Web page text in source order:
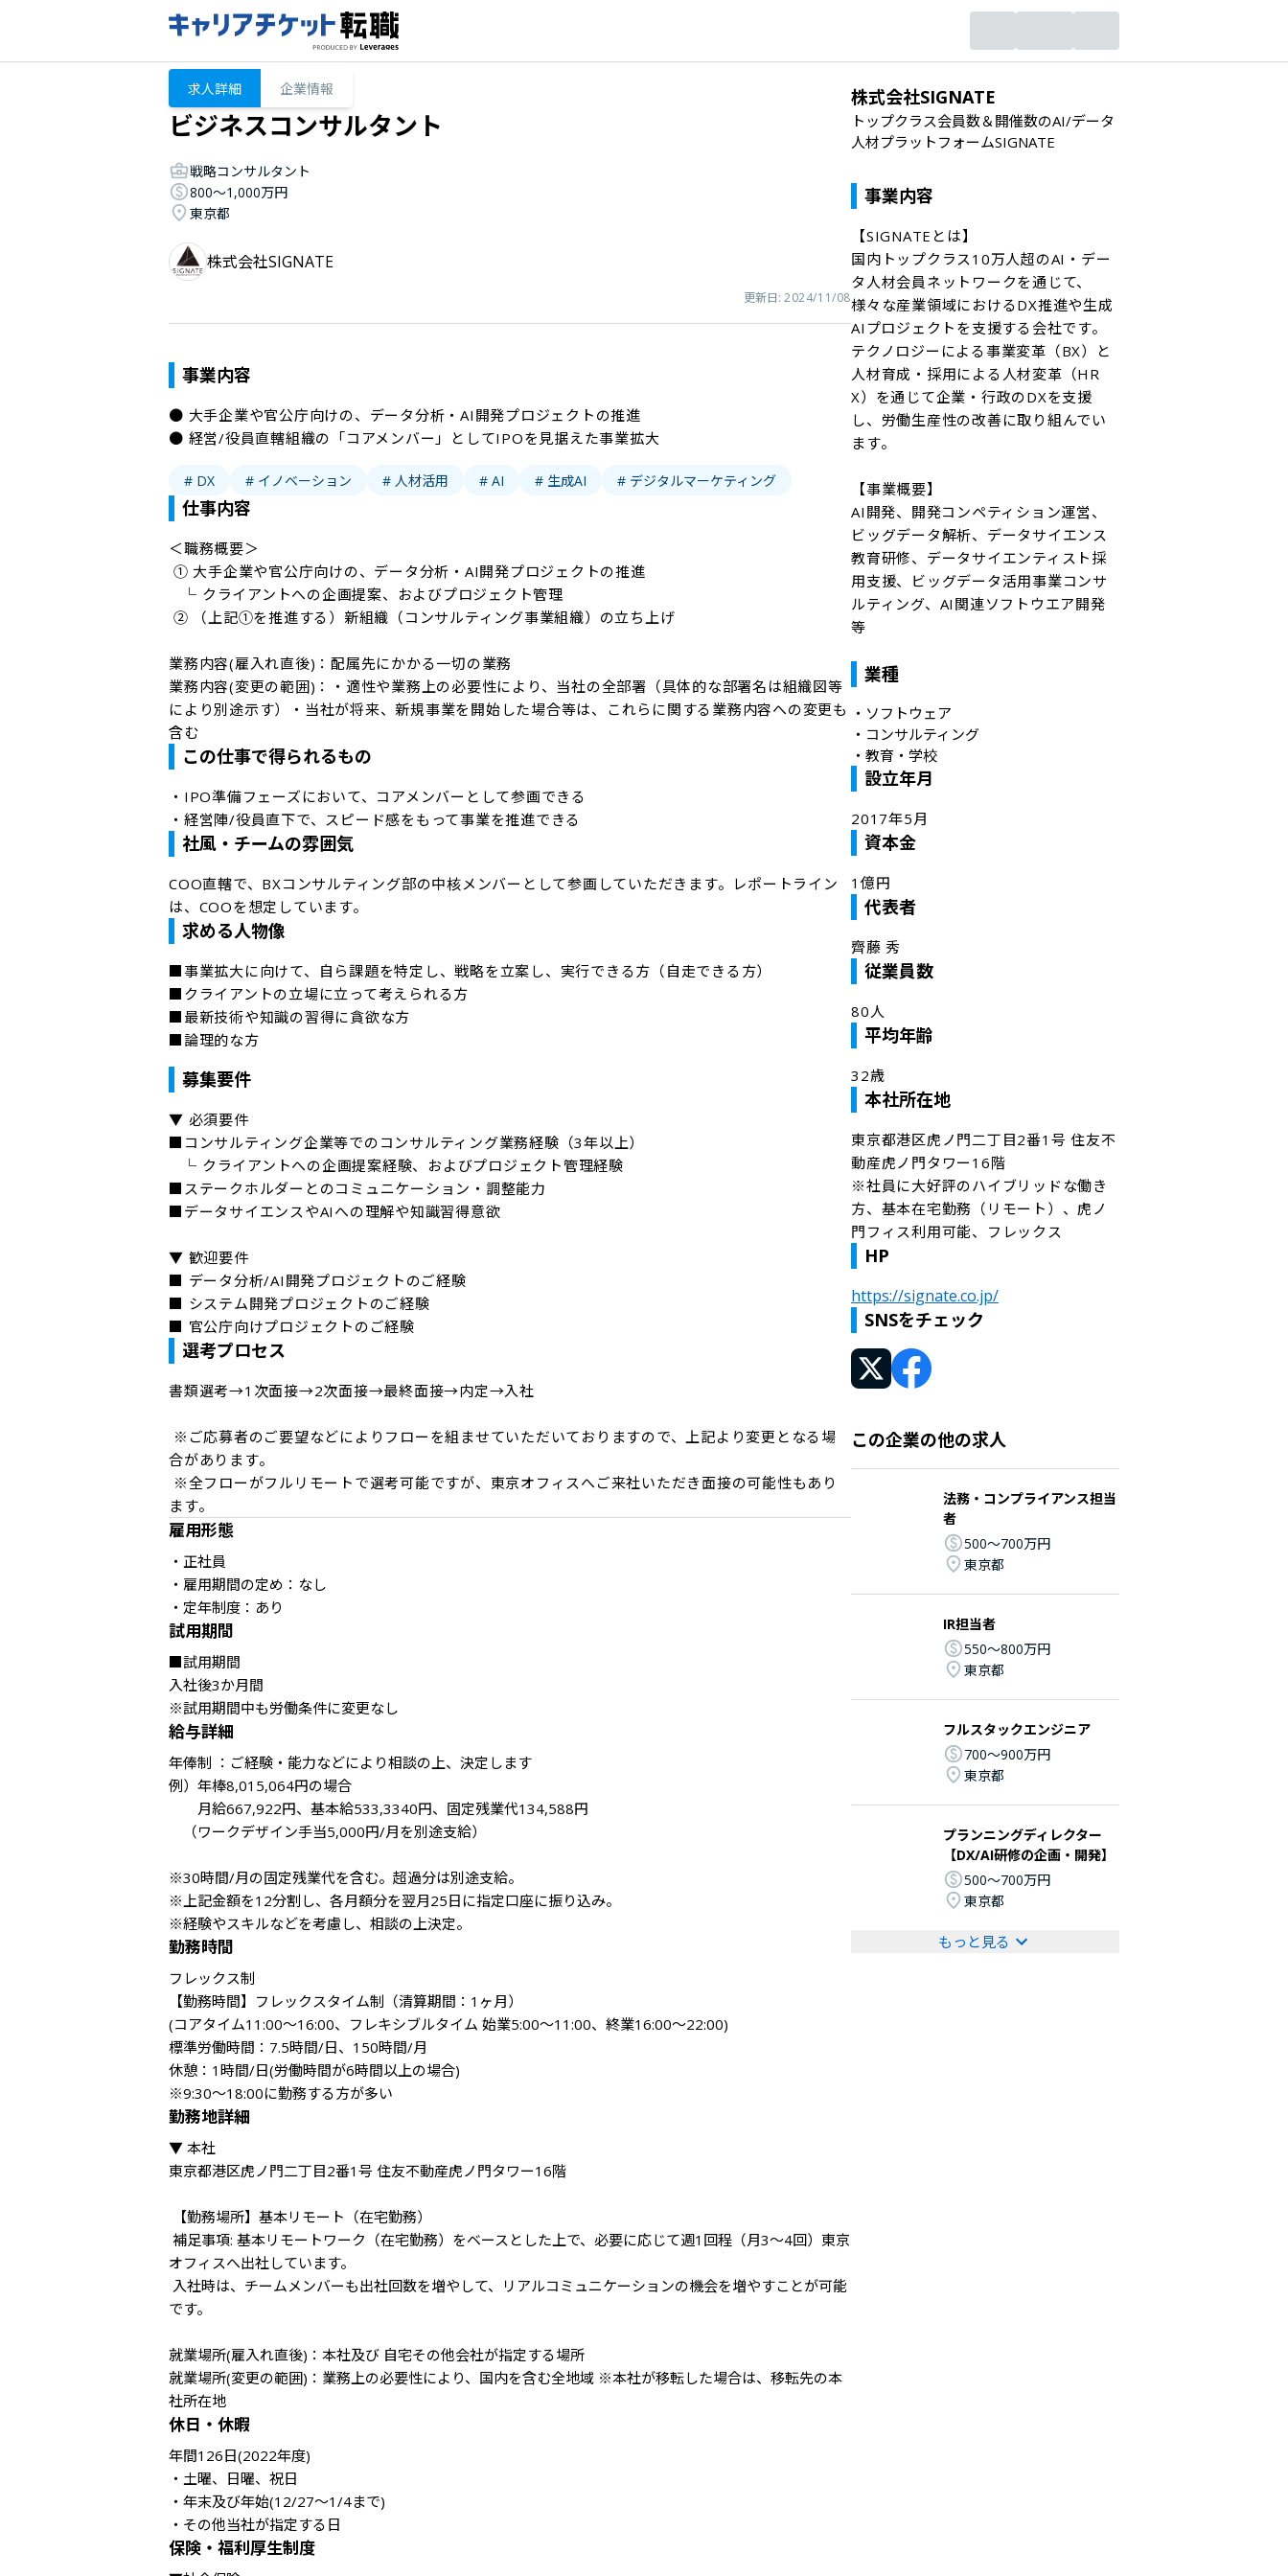
求人詳細 企業情報
ビジネスコンサルタント
戦略コンサルタント
800〜1,000万円
東京都
株式会社SIGNATE
更新日: 2024/11/08
事業内容
● 大手企業や官公庁向けの、データ分析・AI開発プロジェクトの推進
● 経営/役員直轄組織の「コアメンバー」としてIPOを見据えた事業拡大
# DX # イノベーション # 人材活用 # AI # 生成AI # デジタルマーケティング
仕事内容
＜職務概要＞
業務内容(雇入れ直後)：配属先にかかる一切の業務
業務内容(変更の範囲)：・適性や業務上の必要性により、当社の全部署（具体的な部署名は組織図等
により別途示す）・当社が将来、新規事業を開始した場合等は、これらに関する業務内容への変更も
含む
この仕事で得られるもの
・IPO準備フェーズにおいて、コアメンバーとして参画できる
・経営陣/役員直下で、スピード感をもって事業を推進できる
社風・チームの雰囲気
COO直轄で、BXコンサルティング部の中核メンバーとして参画していただきます。レポートライン
は、COOを想定しています。
求める人物像
■事業拡大に向けて、自ら課題を特定し、戦略を立案し、実行できる方（自走できる方）
■クライアントの立場に立って考えられる方
■最新技術や知識の習得に貪欲な方
■論理的な方
募集要件
▼ 必須要件
■コンサルティング企業等でのコンサルティング業務経験（3年以上）
■ステークホルダーとのコミュニケーション・調整能力
■データサイエンスやAIへの理解や知識習得意欲
▼ 歓迎要件
■ データ分析/AI開発プロジェクトのご経験
■ システム開発プロジェクトのご経験
■ 官公庁向けプロジェクトのご経験
選考プロセス
書類選考→1次面接→2次面接→最終面接→内定→入社
合があります。
ます。
雇用形態
・正社員
・雇用期間の定め：なし
・定年制度：あり
試用期間
■試用期間
入社後3か月間
※試用期間中も労働条件に変更なし
給与詳細
年俸制 ：ご経験・能力などにより相談の上、決定します
例）年棒8,015,064円の場合
月給667,922円、基本給533,3340円、固定残業代134,588円
（ワークデザイン手当5,000円/月を別途支給）
※30時間/月の固定残業代を含む。超過分は別途支給。
※上記金額を12分割し、各月額分を翌月25日に指定口座に振り込み。
※経験やスキルなどを考慮し、相談の上決定。
勤務時間
フレックス制
【勤務時間】フレックスタイム制（清算期間：1ヶ月）
(コアタイム11:00～16:00、フレキシブルタイム 始業5:00～11:00、終業16:00～22:00)
標準労働時間：7.5時間/日、150時間/月
休憩：1時間/日(労働時間が6時間以上の場合)
※9:30～18:00に勤務する方が多い
勤務地詳細
▼ 本社
東京都港区虎ノ門二丁目2番1号 住友不動産虎ノ門タワー16階
オフィスへ出社しています。
です。
就業場所(雇入れ直後)：本社及び 自宅その他会社が指定する場所
就業場所(変更の範囲)：業務上の必要性により、国内を含む全地域 ※本社が移転した場合は、移転先の本
社所在地
休日・休暇
年間126日(2022年度)
・土曜、日曜、祝日
・年末及び年始(12/27～1/4まで)
・その他当社が指定する日
保険・福利厚生制度
株式会社SIGNATE
トップクラス会員数＆開催数のAI/データ
人材プラットフォームSIGNATE
事業内容
【SIGNATEとは】
国内トップクラス10万人超のAI・デー
タ人材会員ネットワークを通じて、
様々な産業領域におけるDX推進や生成
AIプロジェクトを支援する会社です。
テクノロジーによる事業変革（BX）と
人材育成・採用による人材変革（HR
X）を通じて企業・行政のDXを支援
し、労働生産性の改善に取り組んでい
ます。
【事業概要】
AI開発、開発コンペティション運営、
ビッグデータ解析、データサイエンス
教育研修、データサイエンティスト採
用支援、ビッグデータ活用事業コンサ
ルティング、AI関連ソフトウエア開発
等
業種
・ ソフトウェア
・ コンサルティング
・ 教育・学校
設立年月
2017年5月
資本金
1億円
代表者
齊藤 秀
従業員数
80人
平均年齢
32歳
本社所在地
東京都港区虎ノ門二丁目2番1号 住友不
動産虎ノ門タワー16階
※社員に大好評のハイブリッドな働き
方、基本在宅勤務（リモート）、虎ノ
門フィス利用可能、フレックス
HP
https://signate.co.jp/
SNSをチェック
この企業の他の求人
法務・コンプライアンス担当
者
500〜700万円
東京都
IR担当者
550〜800万円
東京都
フルスタックエンジニア
700〜900万円
東京都
プランニングディレクター
【DX/AI研修の企画・開発】
500〜700万円
東京都
もっと見る